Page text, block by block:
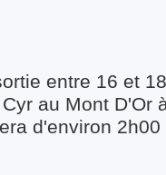
entre 16 et
au Mont D'Or
d'environ